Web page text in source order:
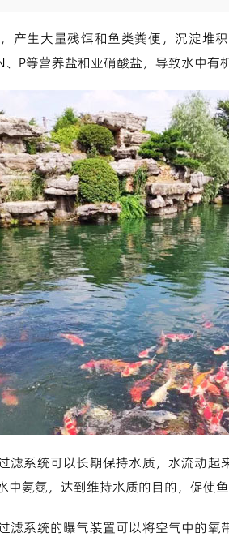
产生大量残饵和鱼类粪便，沉淀堆
P等营养盐和亚硝酸盐，导致水中有
滤系统可以长期保持水质，水流动
中氨氮，达到维持水质的目的，促使
滤系统的曝气装置可以将空气中的